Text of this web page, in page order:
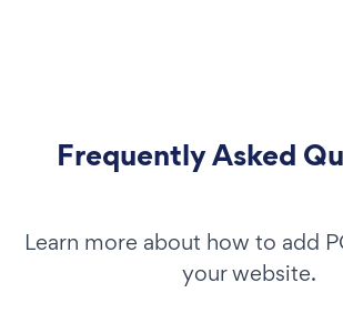
Frequently Asked
Learn more about how to add
your website.